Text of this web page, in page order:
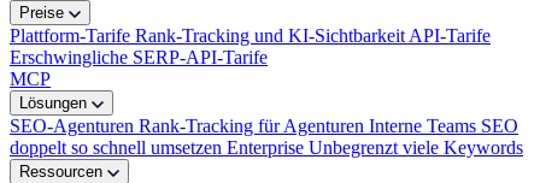
Preise
Plattform-Tarife Rank-Tracking und KI-Sichtbarkeit API-Tarife
Erschwingliche SERP-API-Tarife
MCP
Lösungen
SEO-Agenturen Rank-Tracking für Agenturen Interne Teams SEO
doppelt so schnell umsetzen Enterprise Unbegrenzt viele Keywords
Ressourcen